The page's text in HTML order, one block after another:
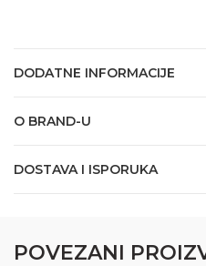
DODATNE INFORMACIJE
O BRAND-U
DOSTAVA I ISPORUKA
POVEZANI